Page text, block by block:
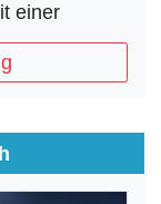
einer